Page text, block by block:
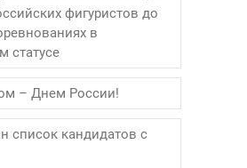
фигуристов до
в
статусе
– Днем России!
список кандидатов с